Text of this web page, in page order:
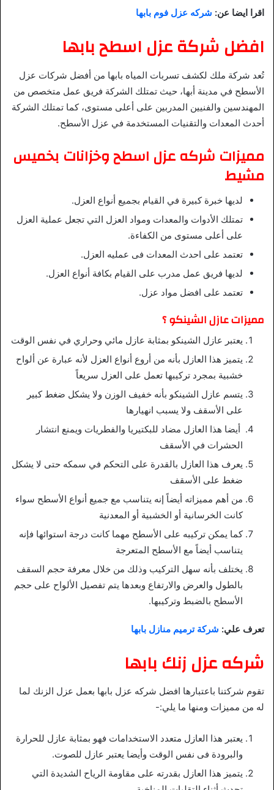
اقرا ايضا عن: شركه عزل فوم بابها
افضل شركة عزل اسطح بابها
تُعد شركة ملك لكشف تسربات المياه بابها من أفضل شركات عزل
الأسطح في مدينة أبها، حيث تمتلك الشركة فريق عمل متخصص من
المهندسين والفنيين المدربين على أعلى مستوى، كما تمتلك الشركة
أحدث المعدات والتقنيات المستخدمة في عزل الأسطح.
مميزات شركه عزل اسطح وخزانات بخميس
مشيط
لديها خبرة كبيرة في القيام بجميع أنواع العزل.
تمتلك الأدوات والمعدات ومواد العزل التي تجعل عملية العزل
على أعلى مستوى من الكفاءة.
تعتمد على احدث المعدات فى عمليه العزل.
لديها فريق عمل مدرب على القيام بكافة أنواع العزل.
تعتمد على افضل مواد عزل.
مميزات عازل الشينكو ؟
يعتبر عازل الشينكو بمثابة عازل مائي وحراري في نفس الوقت
يتميز هذا العازل بأنه من أروع أنواع العزل لأنه عبارة عن ألواح
خشبية بمجرد تركيبها تعمل على العزل سريعاً
يتسم عازل الشينكو بأنه خفيف الوزن ولا يشكل ضغط كبير
على الأسقف ولا يسبب انهيارها
أيضا هذا العازل مضاد للبكتيريا والفطريات ويمنع انتشار
الحشرات في الأسقف
يعرف هذا العازل بالقدرة على التحكم في سمكه حتى لا يشكل
ضغط على الأسقف
من أهم مميزاته أيضاً إنه يتناسب مع جميع أنواع الأسطح سواء
كانت الخرسانية أو الخشبية أو المعدنية
كما يمكن تركيبه على الأسطح مهما كانت درجة استوائها فإنه
يتناسب أيضاً مع الأسطح المتعرجة
يختلف بأنه سهل التركيب وذلك من خلال معرفة حجم السقف
بالطول والعرض والارتفاع وبعدها يتم تفصيل الألواح على حجم
الأسطح بالضبط وتركيبها.
تعرف علي: شركة ترميم منازل بابها
شركه عزل زنك بابها
تقوم شركتنا باعتبارها افضل شركه عزل بابها بعمل عزل الزنك لما
له من مميزات ومنها ما يلي:-
يعتبر هذا العازل متعدد الاستخدامات فهو بمثابة عازل للحرارة
والبرودة فى نفس الوقت وأيضا يعتبر عازل للصوت.
يتميز هذا العازل بقدرته على مقاومة الرياح الشديدة التي